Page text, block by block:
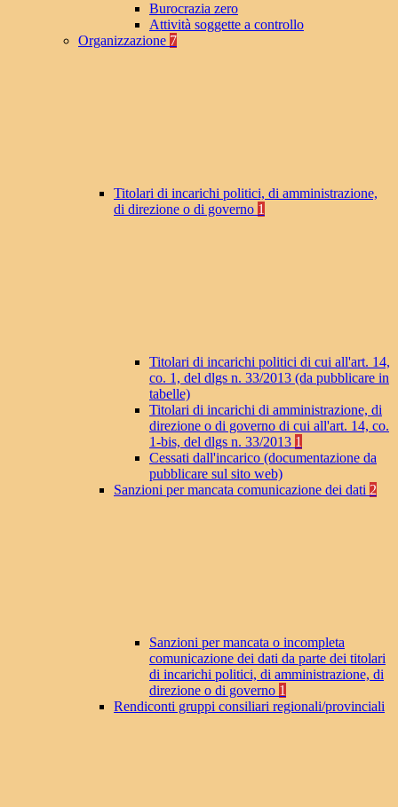
Burocrazia zero
Attività soggette a controllo
Organizzazione 7
Titolari di incarichi politici, di amministrazione,
di direzione o di governo 1
Titolari di incarichi politici di cui all'art. 14,
co. 1, del dlgs n. 33/2013 (da pubblicare in
tabelle)
Titolari di incarichi di amministrazione, di
direzione o di governo di cui all'art. 14, co.
1-bis, del dlgs n. 33/2013 1
Cessati dall'incarico (documentazione da
pubblicare sul sito web)
Sanzioni per mancata comunicazione dei dati 2
Sanzioni per mancata o incompleta
comunicazione dei dati da parte dei titolari
di incarichi politici, di amministrazione, di
direzione o di governo 1
Rendiconti gruppi consiliari regionali/provinciali